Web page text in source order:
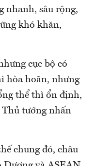
nhanh, sâu rộng,
khó khăn,
cục bộ có
hòa hoãn, nhưng
thể thì ổn định,
Thủ tướng nhấn
chung đó, châu